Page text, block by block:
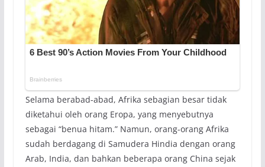
Selama berabad-abad, Afrika sebagian besar tidak
diketahui oleh orang Eropa, yang menyebutnya
sebagai “benua hitam.” Namun, orang-orang Afrika
sudah berdagang di Samudera Hindia dengan orang
Arab, India, dan bahkan beberapa orang China sejak